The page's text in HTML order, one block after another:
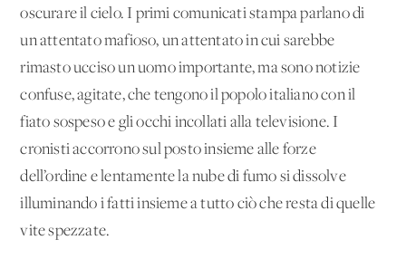
oscurare il cielo. I primi comunicati stampa parlano di
un attentato mafioso, un attentato in cui sarebbe
rimasto ucciso un uomo importante, ma sono notizie
confuse, agitate, che tengono il popolo italiano con il
fiato sospeso e gli occhi incollati alla televisione. I
cronisti accorrono sul posto insieme alle forze
dell’ordine e lentamente la nube di fumo si dissolve
illuminando i fatti insieme a tutto ciò che resta di quelle
vite spezzate.